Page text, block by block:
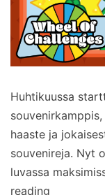
Huhtikuussa
haaste ja
souvenireja. Nyt
luvassa
reading